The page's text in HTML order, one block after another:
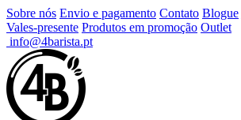
Sobre nós Envio e pagamento Contato Blogue
Vales-presente Produtos em promoção Outlet
info@4barista.pt